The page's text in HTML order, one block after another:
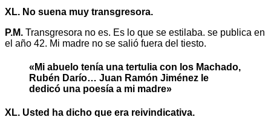
XL. No suena muy transgresora.
P.M. Transgresora no es. Es lo que se estilaba. se publica en
el año 42. Mi madre no se salió fuera del tiesto.
«Mi abuelo tenía una tertulia con los Machado,
Rubén Darío… Juan Ramón Jiménez le
dedicó una poesía a mi madre»
XL. Usted ha dicho que era reivindicativa.